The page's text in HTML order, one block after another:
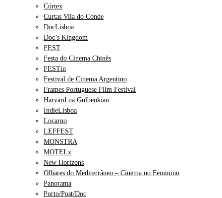
Córtex
Curtas Vila do Conde
DocLisboa
Doc’s Kingdom
FEST
Festa do Cinema Chinês
FESTin
Festival de Cinema Argentino
Frames Portuguese Film Festival
Harvard na Gulbenkian
IndieLisboa
Locarno
LEFFEST
MONSTRA
MOTELx
New Horizons
Olhares do Mediterrâneo – Cinema no Feminino
Panorama
Porto/Post/Doc